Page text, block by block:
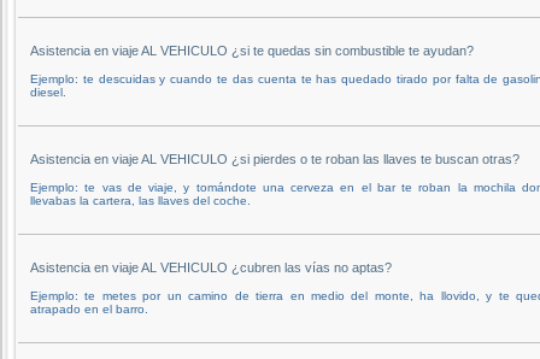
Asistencia en viaje AL VEHICULO ¿si te quedas sin combustible te ayudan?
Ejemplo: te descuidas y cuando te das cuenta te has quedado tirado por falta de
diesel.
Asistencia en viaje AL VEHICULO ¿si pierdes o te roban las llaves te buscan otras?
Ejemplo: te vas de viaje, y tomándote una cerveza en el bar te roban la mochila
llevabas la cartera, las llaves del coche.
Asistencia en viaje AL VEHICULO ¿cubren las vías no aptas?
Ejemplo: te metes por un camino de tierra en medio del monte, ha llovido, y te
atrapado en el barro.